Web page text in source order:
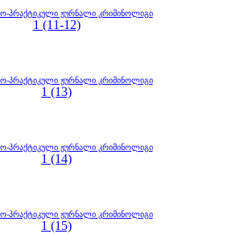
პრაქტიკული ჟურნალი კრიმინოლიგი
1 (11-12)
პრაქტიკული ჟურნალი კრიმინოლიგი
1 (13)
პრაქტიკული ჟურნალი კრიმინოლიგი
1 (14)
პრაქტიკული ჟურნალი კრიმინოლიგი
1 (15)